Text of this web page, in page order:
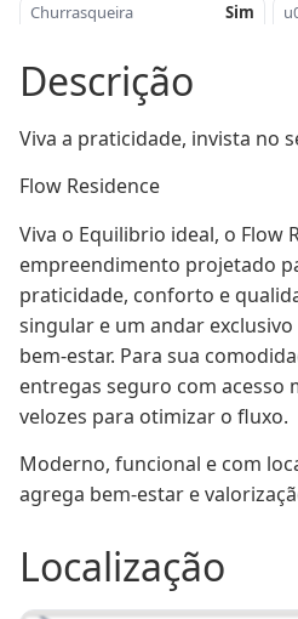
Churrasqueira
Sim
Salu00e3o de festas
Piscina
Portu00e3o eletru00f4nicoSim
Descrição
Viva a praticidade, invista no
Flow Residence
Viva o Equilibrio ideal, o Flow
empreendimento projetado
praticidade, conforto e
singular e um andar exclusivo
bem-estar. Para sua
entregas seguro com acesso
velozes para otimizar o fluxo.
Moderno, funcional e com
agrega bem-estar e
Localização